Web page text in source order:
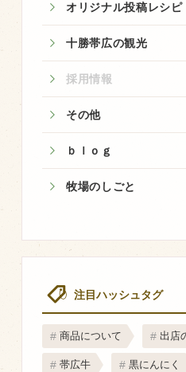
オリジナル投稿レシピ
十勝帯広の観光
採用情報
その他
ｂｌｏｇ
牧場のしごと
注目ハッシュタグ
商品について 出店
帯広牛 黒にんにく
取り扱い店
販売店
飲食店
その他
問い合わせ
Facebook
Twitter
LINE公式アカウント